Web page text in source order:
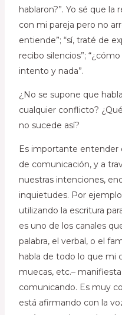
hablaron?”. Yo sé que la
con mi pareja pero no
entiende”; “sí, traté de
recibo silencios”;
intento y nada”.
¿No se supone que
cualquier conflicto?
no sucede así?
Es importante entender
de comunicación, y a
nuestras intenciones,
inquietudes. Por
utilizando la escritura
es uno de los canales
palabra, el verbal, o el
habla de todo lo que mi
muecas, etc.–
comunicando. Es muy
está afirmando con la